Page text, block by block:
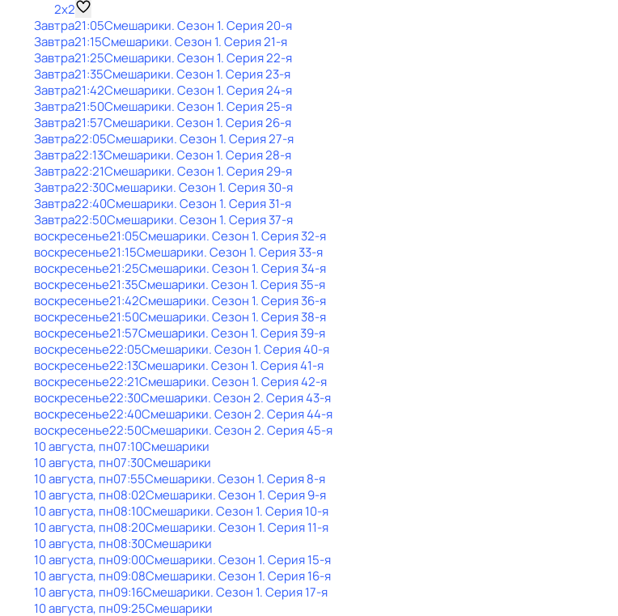
2x2
Завтра21:05Смешарики. Сезон 1. Серия 20-я
Завтра21:15Смешарики. Сезон 1. Серия 21-я
Завтра21:25Смешарики. Сезон 1. Серия 22-я
Завтра21:35Смешарики. Сезон 1. Серия 23-я
Завтра21:42Смешарики. Сезон 1. Серия 24-я
Завтра21:50Смешарики. Сезон 1. Серия 25-я
Завтра21:57Смешарики. Сезон 1. Серия 26-я
Завтра22:05Смешарики. Сезон 1. Серия 27-я
Завтра22:13Смешарики. Сезон 1. Серия 28-я
Завтра22:21Смешарики. Сезон 1. Серия 29-я
Завтра22:30Смешарики. Сезон 1. Серия 30-я
Завтра22:40Смешарики. Сезон 1. Серия 31-я
Завтра22:50Смешарики. Сезон 1. Серия 37-я
воскресенье21:05Смешарики. Сезон 1. Серия 32-я
воскресенье21:15Смешарики. Сезон 1. Серия 33-я
воскресенье21:25Смешарики. Сезон 1. Серия 34-я
воскресенье21:35Смешарики. Сезон 1. Серия 35-я
воскресенье21:42Смешарики. Сезон 1. Серия 36-я
воскресенье21:50Смешарики. Сезон 1. Серия 38-я
воскресенье21:57Смешарики. Сезон 1. Серия 39-я
воскресенье22:05Смешарики. Сезон 1. Серия 40-я
воскресенье22:13Смешарики. Сезон 1. Серия 41-я
воскресенье22:21Смешарики. Сезон 1. Серия 42-я
воскресенье22:30Смешарики. Сезон 2. Серия 43-я
воскресенье22:40Смешарики. Сезон 2. Серия 44-я
воскресенье22:50Смешарики. Сезон 2. Серия 45-я
10 августа, пн07:10Смешарики
10 августа, пн07:30Смешарики
10 августа, пн07:55Смешарики. Сезон 1. Серия 8-я
10 августа, пн08:02Смешарики. Сезон 1. Серия 9-я
10 августа, пн08:10Смешарики. Сезон 1. Серия 10-я
10 августа, пн08:20Смешарики. Сезон 1. Серия 11-я
10 августа, пн08:30Смешарики
10 августа, пн09:00Смешарики. Сезон 1. Серия 15-я
10 августа, пн09:08Смешарики. Сезон 1. Серия 16-я
10 августа, пн09:16Смешарики. Сезон 1. Серия 17-я
10 августа, пн09:25Смешарики